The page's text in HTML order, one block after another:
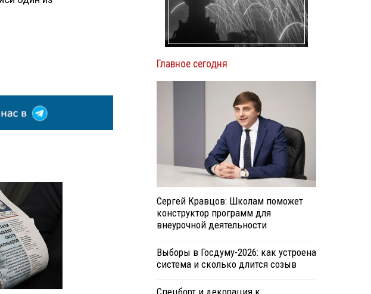
Главное сегодня
Сергей Кравцов: Школам поможет
конструктор программ для
внеурочной деятельности
Выборы в Госдуму-2026: как устроена
система и сколько длится созыв